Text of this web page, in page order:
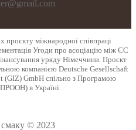
проєкту міжнародної співпраці
Угоди про асоціацію між ЄС
уряду Німеччини. Проєкт
компанією Deutsche Gesellschaft
GmbH спільно з Програмою
в Україні.
© 2023